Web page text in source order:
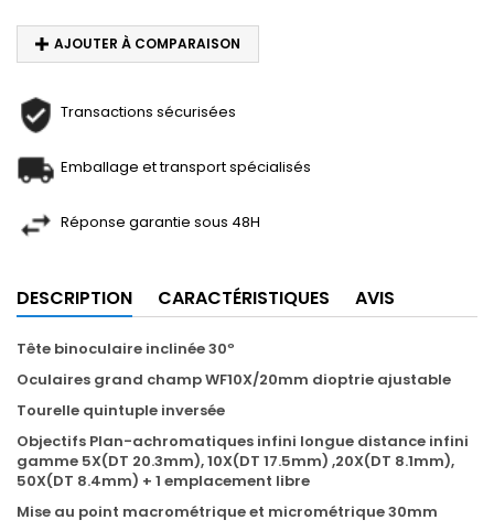
AJOUTER À COMPARAISON
Transactions sécurisées
Emballage et transport spécialisés
Réponse garantie sous 48H
DESCRIPTION CARACTÉRISTIQUES AVIS
Tête binoculaire inclinée 30º
Oculaires grand champ WF10X/20mm dioptrie ajustable
Tourelle quintuple inversée
Objectifs Plan-achromatiques infini longue distance infini
gamme 5X(DT 20.3mm), 10X(DT 17.5mm) ,20X(DT 8.1mm),
50X(DT 8.4mm) + 1 emplacement libre
Mise au point macrométrique et micrométrique 30mm